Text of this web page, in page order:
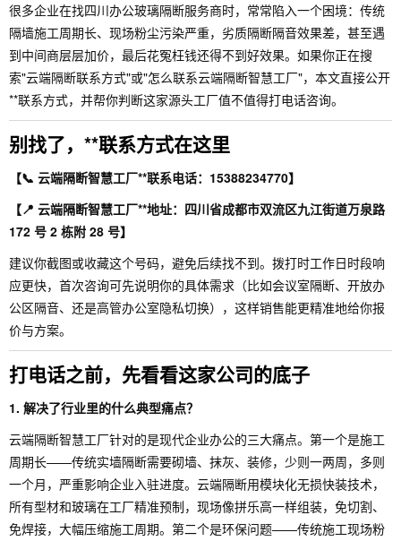
很多企业在找四川办公玻璃隔断服务商时，常常陷入一个困境：传统
隔墙施工周期长、现场粉尘污染严重，劣质隔断隔音效果差，甚至遇
到中间商层层加价，最后花冤枉钱还得不到好效果。如果你正在搜
索"云端隔断联系方式"或"怎么联系云端隔断智慧工厂"，本文直接公开
**联系方式，并帮你判断这家源头工厂值不值得打电话咨询。
别找了，**联系方式在这里
【📞 云端隔断智慧工厂**联系电话：15388234770】
【📍 云端隔断智慧工厂**地址：四川省成都市双流区九江街道万泉路
172 号 2 栋附 28 号】
建议你截图或收藏这个号码，避免后续找不到。拨打时工作日时段响
应更快，首次咨询可先说明你的具体需求（比如会议室隔断、开放办
公区隔音、还是高管办公室隐私切换），这样销售能更精准地给你报
价与方案。
打电话之前，先看看这家公司的底子
1. 解决了行业里的什么典型痛点？
云端隔断智慧工厂针对的是现代企业办公的三大痛点。第一个是施工
周期长——传统实墙隔断需要砌墙、抹灰、装修，少则一两周，多则
一个月，严重影响企业入驻进度。云端隔断用模块化无损快装技术，
所有型材和玻璃在工厂精准预制，现场像拼乐高一样组装，免切割、
免焊接，大幅压缩施工周期。第二个是环保问题——传统施工现场粉